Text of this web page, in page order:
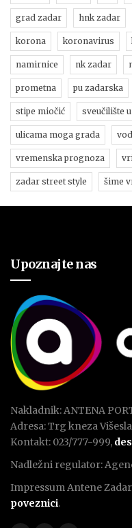
grad zadar hnk zadar
korona koronavirus
namirnice nk zadar
prometna pu zadarska
stipe miočić sveučilište
ulicama moga grada
vremenska prognoza
zadar street style šime
Upoznajte nas
Nakladnik: ANTENA
Adresa: Trg kneza
Kontakt: 023/777-999,
Nadležni regulator:
Impressum Antene
poveznici.